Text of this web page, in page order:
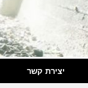
יצירת קשר